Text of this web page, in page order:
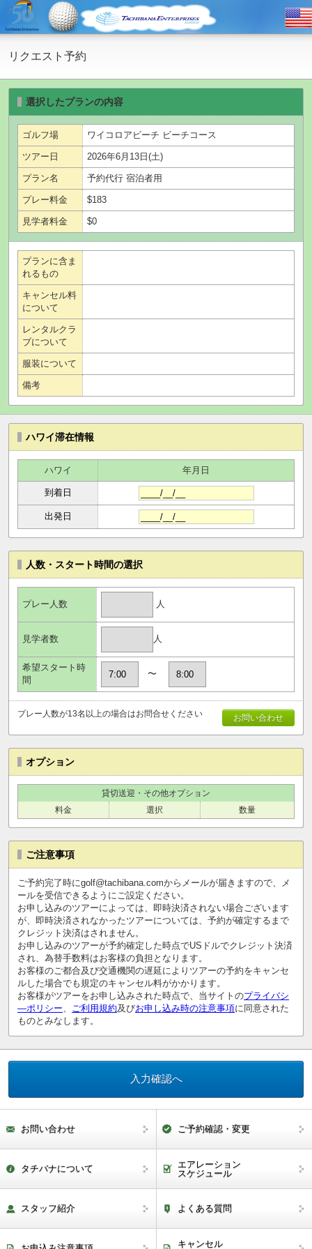
リクエスト予約
選択したプランの内容
ゴルフ場 ワイコロアビーチ ビーチコース
ツアー日 2026年6月13日(土)
プラン名 予約代行 宿泊者用
プレー料金 $183
見学者料金 $0
プランに含ま
れるもの
キャンセル料
について
レンタルクラ
ブについて
服装について
備考
ハワイ滞在情報
ハワイ 年月日
到着日
出発日
人数・スタート時間の選択
プレー人数 人
見学者数 人
希望スタート時
間
〜
お問い合わせ
プレー人数が13名以上の場合はお問合せください
オプション
貸切送迎・その他オプション
料金
選択 数量
ご注意事項
ご予約完了時にgolf@tachibana.comからメールが届きますので、メ
ールを受信できるようにご設定ください。
お申し込みのツアーによっては、即時決済されない場合ございます
が、即時決済されなかったツアーについては、予約が確定するまで
クレジット決済はされません。
お申し込みのツアーが予約確定した時点でUSドルでクレジット決済
され、為替手数料はお客様の負担となります。
お客様のご都合及び交通機関の遅延によりツアーの予約をキャンセ
ルした場合でも規定のキャンセル料がかかります。
お客様がツアーをお申し込みされた時点で、当サイトのプライバシ
―ポリシー
ご利用規約及びお申し込み時の注意事項に同意された
ものとみなします。
お問い合わせ ご予約確認・変更
タチバナについて
エアレーション
スケジュール
スタッフ紹介 よくある質問
キャンセル